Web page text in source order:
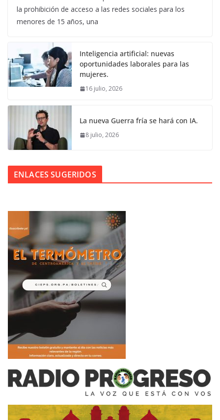
la prohibición de acceso a las redes sociales para los
menores de 15 años, una
Inteligencia artificial: nuevas
oportunidades laborales para las
mujeres.
16 julio, 2026
La nueva Guerra fría se hará con IA.
8 julio, 2026
ENLACES SUGERIDOS